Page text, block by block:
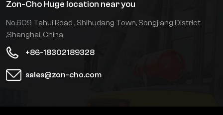
fourches ciseaux,
nécessitant un canal
ainsi efficacement la
surface d'utilisation de
l'entrepôt. Différentes
Zon-Cho Huge location near you
No.609 Tahui Road , Shihudang Town, Songjiang District
,Shanghai, China
+86-18302189328
sales@zon-cho.com